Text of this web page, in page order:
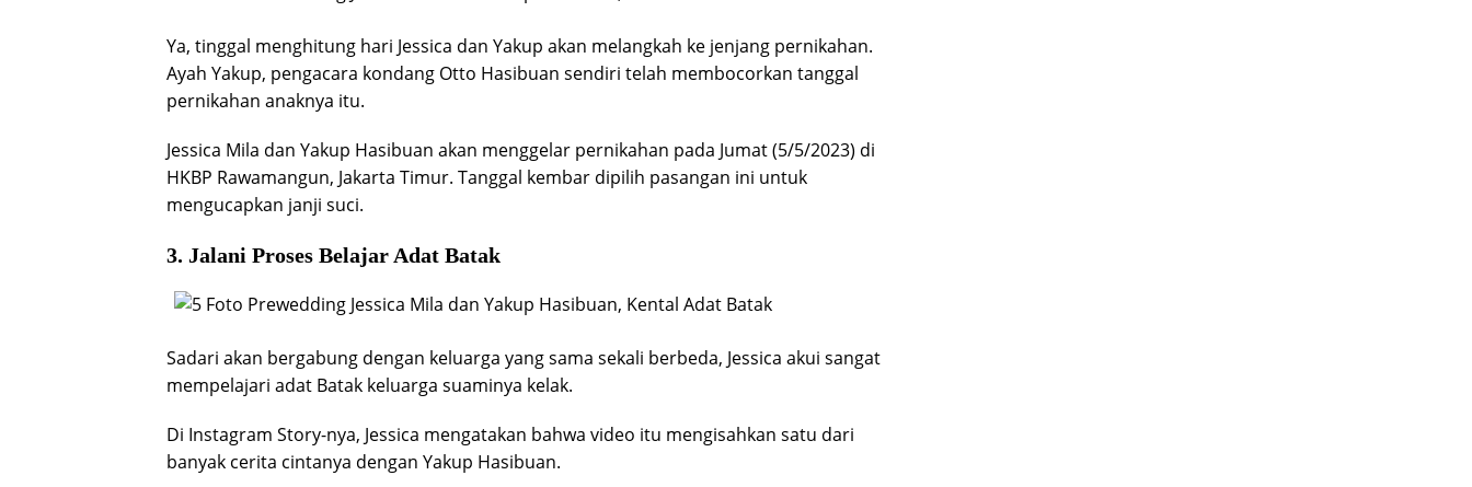
Ya, tinggal menghitung hari Jessica dan Yakup akan melangkah ke jenjang pernikahan.
Ayah Yakup, pengacara kondang Otto Hasibuan sendiri telah membocorkan tanggal
pernikahan anaknya itu.
Jessica Mila dan Yakup Hasibuan akan menggelar pernikahan pada Jumat (5/5/2023) di
HKBP Rawamangun, Jakarta Timur. Tanggal kembar dipilih pasangan ini untuk
mengucapkan janji suci.
3. Jalani Proses Belajar Adat Batak
Sadari akan bergabung dengan keluarga yang sama sekali berbeda, Jessica akui sangat
mempelajari adat Batak keluarga suaminya kelak.
Di Instagram Story-nya, Jessica mengatakan bahwa video itu mengisahkan satu dari
banyak cerita cintanya dengan Yakup Hasibuan.